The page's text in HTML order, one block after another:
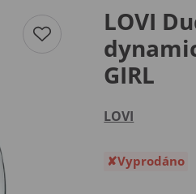
LOVI
GIRL
LOVI
Vyprodáno